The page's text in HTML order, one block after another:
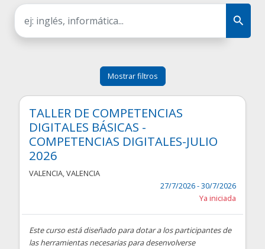
Mostrar filtros
TALLER DE COMPETENCIAS
DIGITALES BÁSICAS -
COMPETENCIAS DIGITALES-JULIO
2026
VALENCIA,VALENCIA
27/7/2026 - 30/7/2026
Ya iniciada
Este curso está diseñado para dotar a los participantes de
las herramientas necesarias para desenvolverse